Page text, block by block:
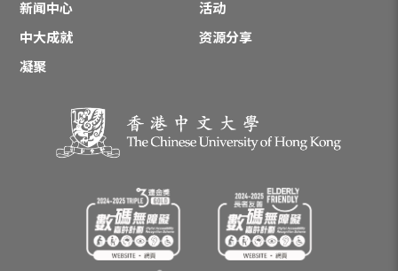
新闻中心
活动
中大成就
资源分享
凝聚